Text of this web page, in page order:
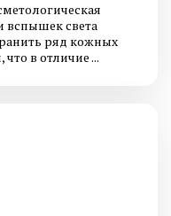
вспышек света
ряд кожных
в отличие ...